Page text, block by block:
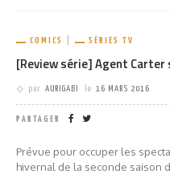
COMICS SÉRIES TV
[Review série] Agent Carter
par AURIGABI le 16 MARS 2016
PARTAGER
Prévue pour occuper les
hivernal de la seconde saison